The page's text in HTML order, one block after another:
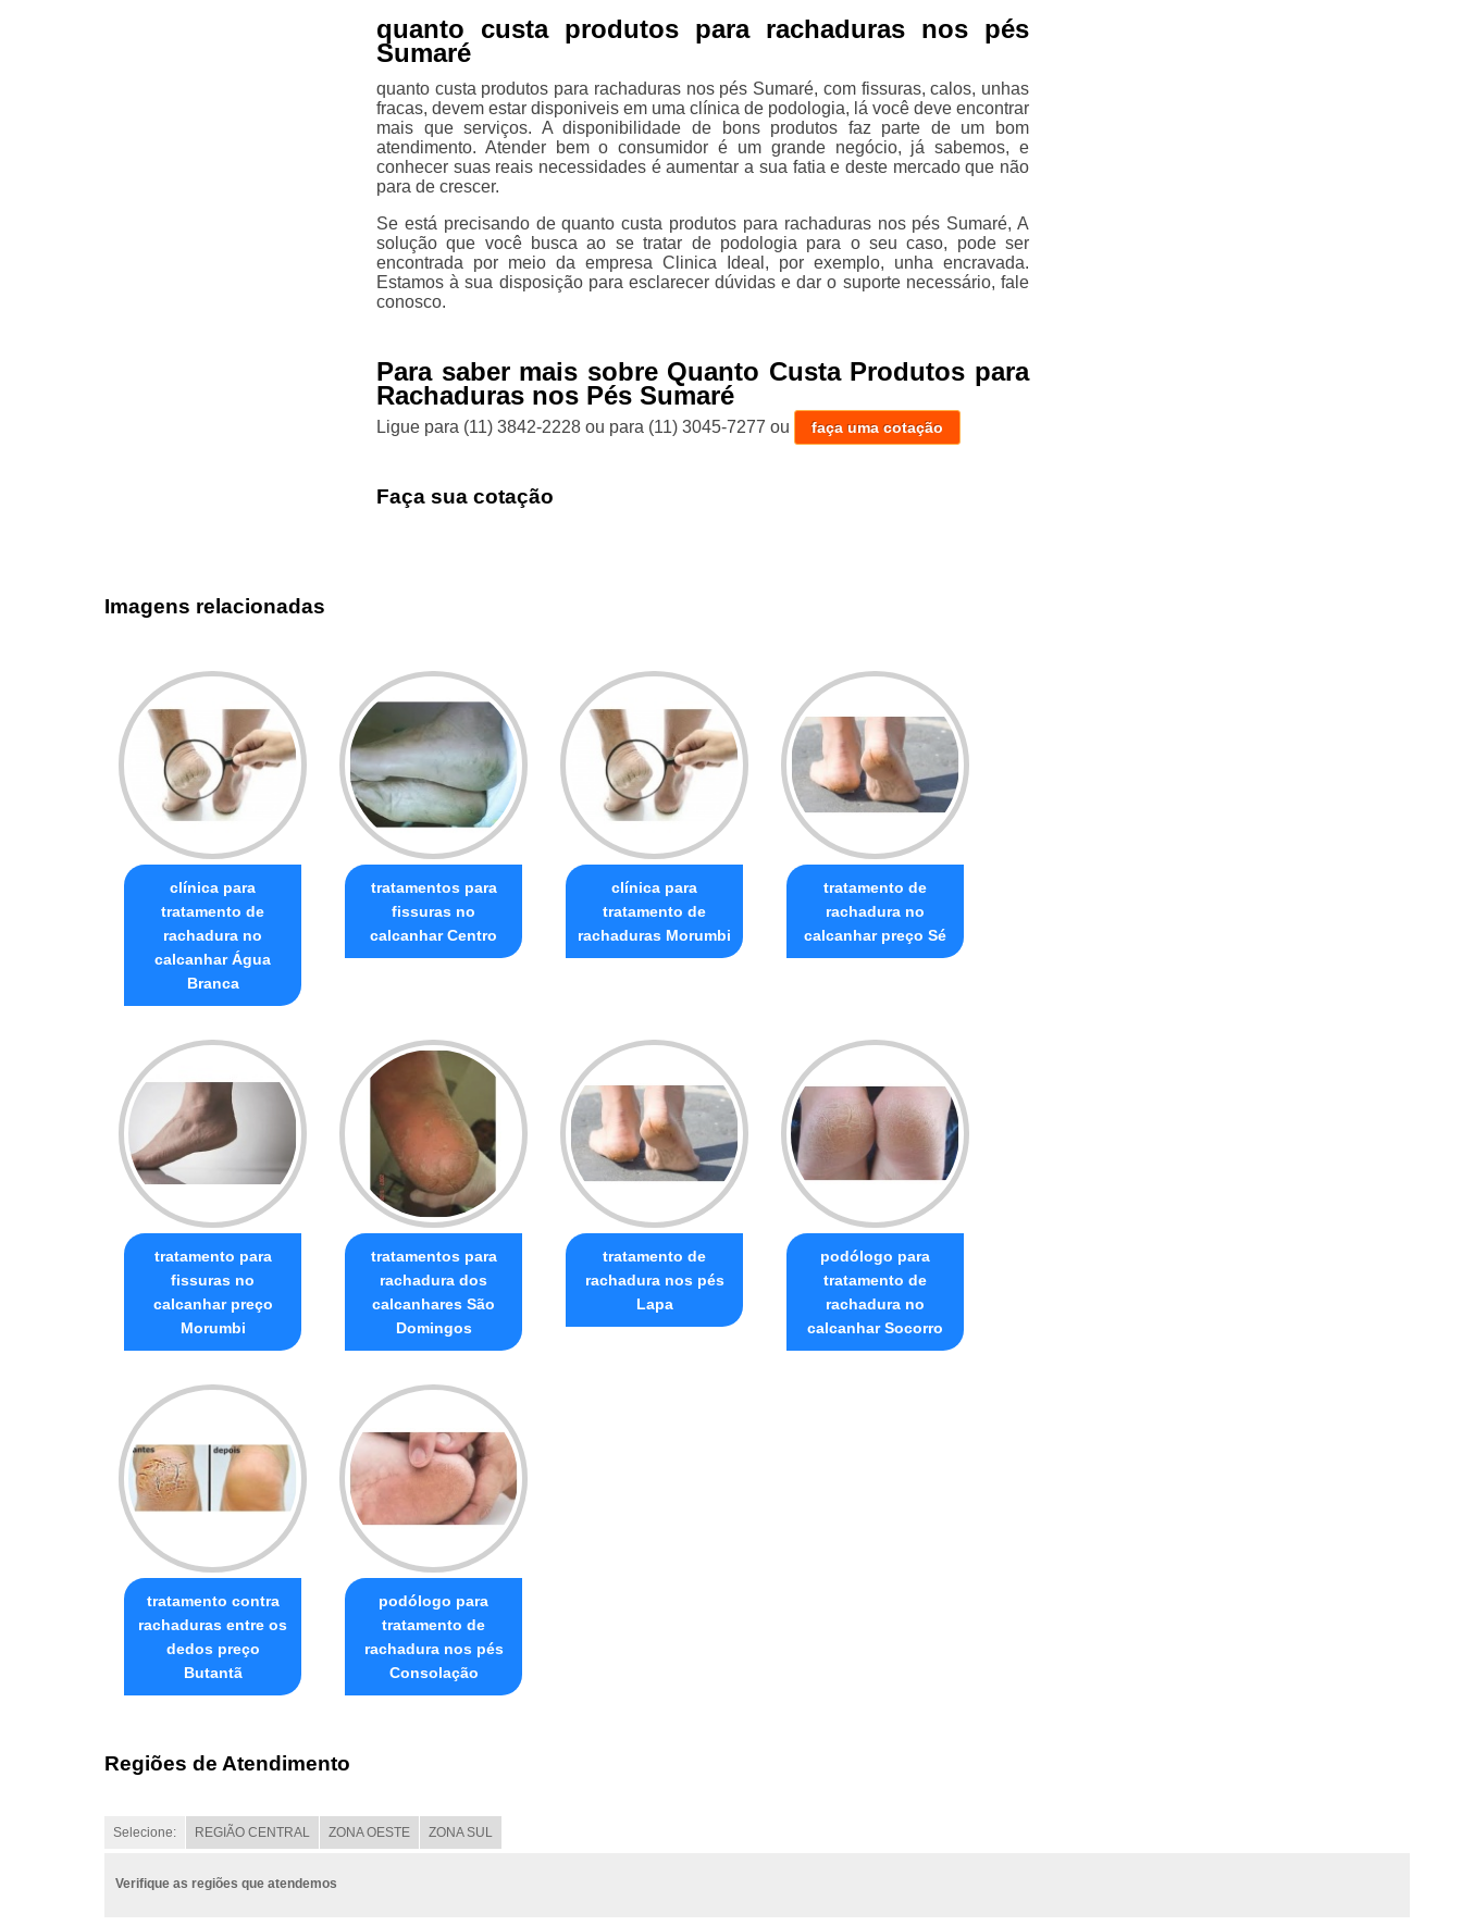
quanto custa produtos para rachaduras nos pés
Sumaré
quanto custa produtos para rachaduras nos pés Sumaré, com fissuras, calos, unhas
fracas, devem estar disponiveis em uma clínica de podologia, lá você deve encontrar
mais que serviços. A disponibilidade de bons produtos faz parte de um bom
atendimento. Atender bem o consumidor é um grande negócio, já sabemos, e
conhecer suas reais necessidades é aumentar a sua fatia e deste mercado que não
para de crescer.
Se está precisando de quanto custa produtos para rachaduras nos pés Sumaré, A
solução que você busca ao se tratar de podologia para o seu caso, pode ser
encontrada por meio da empresa Clinica Ideal, por exemplo, unha encravada.
Estamos à sua disposição para esclarecer dúvidas e dar o suporte necessário, fale
conosco.
Para saber mais sobre Quanto Custa Produtos para
Rachaduras nos Pés Sumaré
Ligue para (11) 3842-2228 ou para (11) 3045-7277 ou faça uma cotação
Faça sua cotação
Imagens relacionadas
clínica para
tratamento de
rachadura no
calcanhar Água
Branca
tratamentos para
fissuras no
calcanhar Centro
clínica para
tratamento de
rachaduras Morumbi
tratamento de
rachadura no
calcanhar preço Sé
tratamento para
fissuras no
calcanhar preço
Morumbi
tratamentos para
rachadura dos
calcanhares São
Domingos
tratamento de
rachadura nos pés
Lapa
podólogo para
tratamento de
rachadura no
calcanhar Socorro
tratamento contra
rachaduras entre os
dedos preço
Butantã
podólogo para
tratamento de
rachadura nos pés
Consolação
Regiões de Atendimento
Selecione: REGIÃO CENTRAL ZONA OESTE ZONA SUL
Verifique as regiões que atendemos